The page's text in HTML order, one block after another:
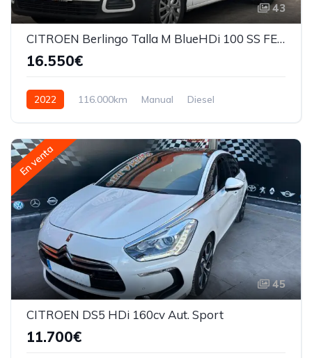
43
CITROEN Berlingo Talla M BlueHDi 100 SS FEEL BUSINESS
16.550€
2022 116.000km Manual Diesel
En venta
45
CITROEN DS5 HDi 160cv Aut. Sport
11.700€